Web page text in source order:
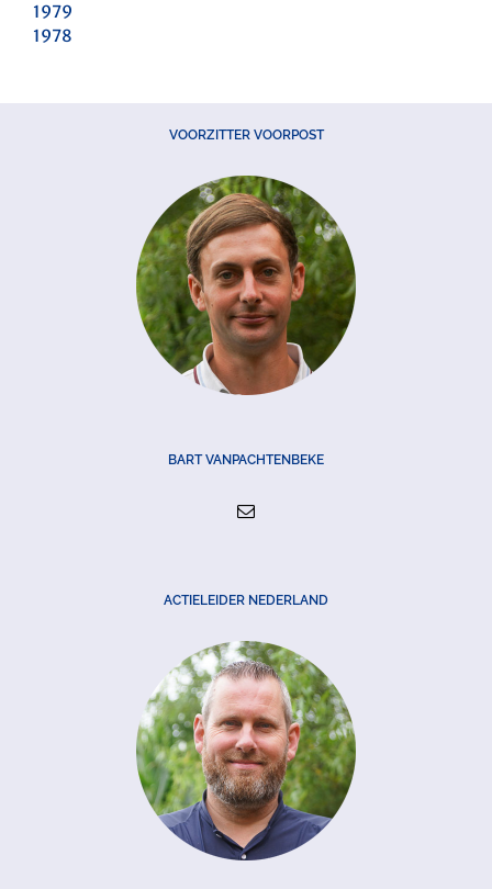
1979
1978
VOORZITTER VOORPOST
BART VANPACHTENBEKE
ACTIELEIDER NEDERLAND